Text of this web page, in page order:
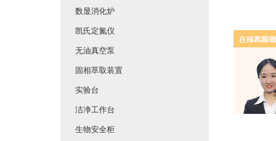
数显消化炉
凯氏定氮仪
无油真空泵
固相萃取装置
实验台
洁净工作台
生物安全柜